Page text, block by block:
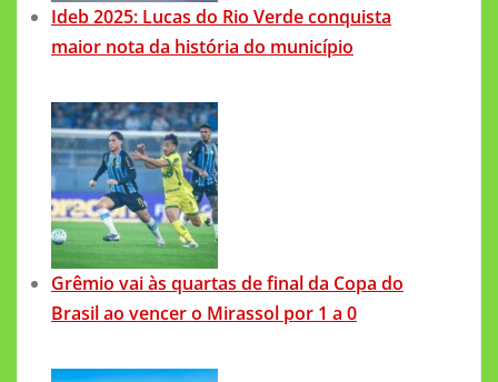
Ideb 2025: Lucas do Rio Verde conquista
maior nota da história do município
Grêmio vai às quartas de final da Copa do
Brasil ao vencer o Mirassol por 1 a 0